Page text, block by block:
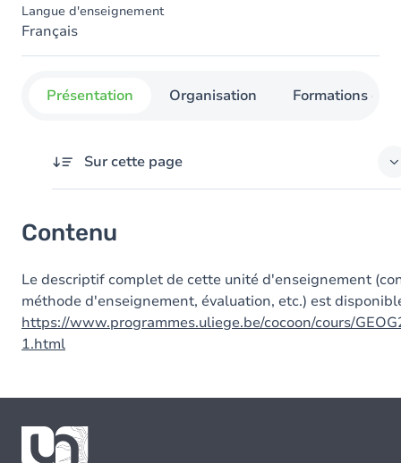
Langue d'enseignement
Français
Présentation Organisation Formations
Sur cette page
Contenu
Le descriptif complet de cette unité d'enseignement
méthode d'enseignement, évaluation, etc.) est
https://www.programmes.uliege.be/cocoon/cours/
1.html